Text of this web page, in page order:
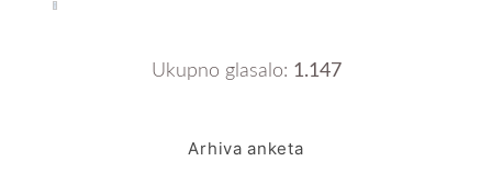
Ukupno glasalo: 1.147
Arhiva anketa